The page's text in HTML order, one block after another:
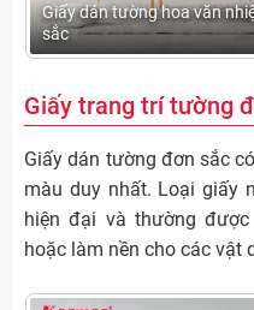
Giấy dán tường hoa văn
sắc
Giấy trang trí tường
Giấy dán tường đơn sắc
màu duy nhất. Loại giấy
hiện đại và thường
hoặc làm nền cho các vật